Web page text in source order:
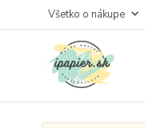
Všetko o nákupe